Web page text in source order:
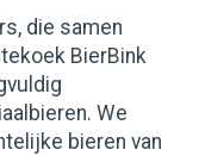
die samen
BierBink
We
bieren van